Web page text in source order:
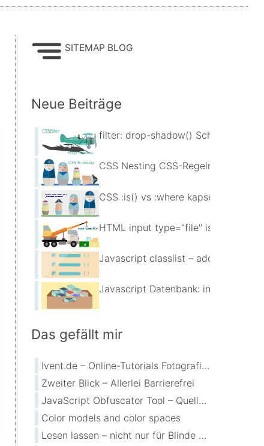
SITEMAP BLOG
Neue Beiträge
filter: drop-shadow()
CSS Nesting CSS-Regeln
CSS :is() vs :where kapseln eine
HTML input type="file" ist Drag &
Javascript classlist – add, remove,
Javascript Datenbank: indexeddb
Das gefällt mir
Ivent.de – Online-Tutorials Fotografie, Bildarchive, Bildbearbeitung
Zweiter Blick – Allerlei Barrierefrei
JavaScript Obfuscator Tool – Quellcode verschleiern
Color models and color spaces
Lesen lassen – nicht nur für Blinde eine Hilfe